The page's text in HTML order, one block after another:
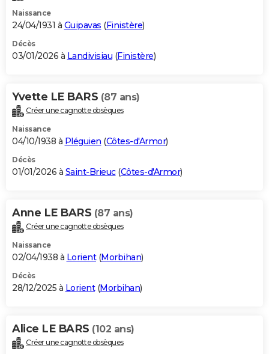
Naissance
24/04/1931 à Guipavas (Finistère)
Décès
03/01/2026 à Landivisiau (Finistère)
Yvette LE BARS (87 ans)
Créer une cagnotte obsèques
Naissance
04/10/1938 à Pléguien (Côtes-d'Armor)
Décès
01/01/2026 à Saint-Brieuc(Côtes-d'Armor)
Anne LE BARS (87 ans)
Créer une cagnotte obsèques
Naissance
02/04/1938 à Lorient(Morbihan)
Décès
28/12/2025 à Lorient(Morbihan)
Alice LE BARS (102 ans)
Créer une cagnotte obsèques